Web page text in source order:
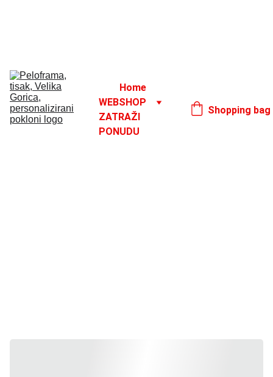
Home
WEBSHOP
ZATRAŽI
PONUDU
Shopping bag